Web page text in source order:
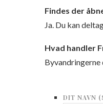
Findes der
Ja. Du kan
Hvad handler
DIT NAVN